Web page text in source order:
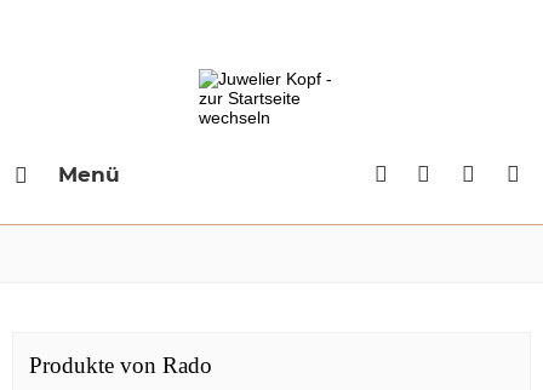
Menü
Produkte von Rado